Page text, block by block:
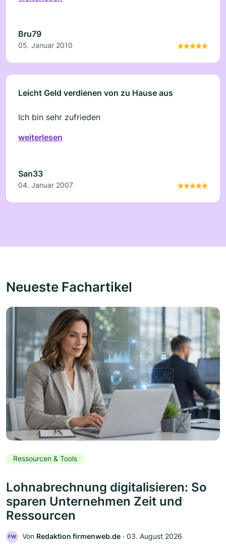
Bru79
05. Januar 2010
Leicht Geld verdienen von zu Hause aus
Ich bin sehr zufrieden
weiterlesen
San33
04. Januar 2007
Neueste Fachartikel
Ressourcen & Tools
Lohnabrechnung digitalisieren: So
sparen Unternehmen Zeit und
Ressourcen
FW Von Redaktion firmenweb.de ‧ 03. August 2026